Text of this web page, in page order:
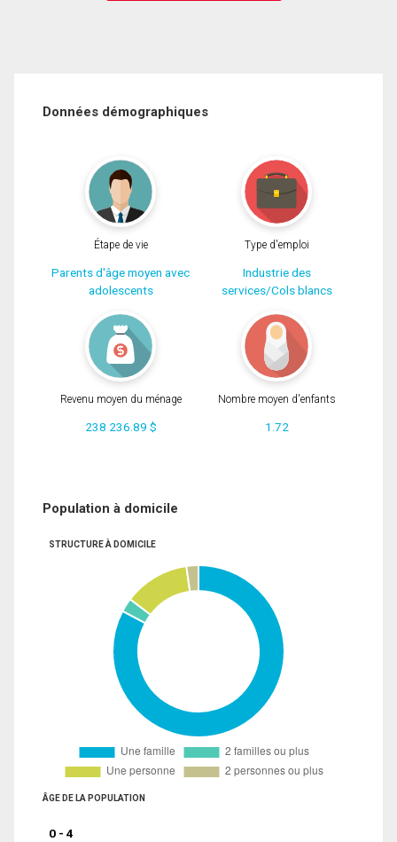
Données démographiques
Étape de vie
Parents d'âge moyen avec
adolescents
Type d'emploi
Industrie des
services/Cols blancs
Revenu moyen du ménage
238 236.89 $
Nombre moyen d'enfants
1.72
Population à domicile
STRUCTURE À DOMICILE
ÂGE DE LA POPULATION
0 - 4